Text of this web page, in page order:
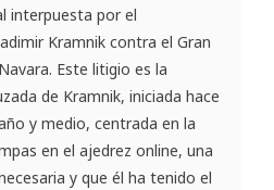
interpuesta por el
Kramnik contra el Gran
Este litigio es la
de Kramnik, iniciada hace
y medio, centrada en la
en el ajedrez online, una
y que él ha tenido el